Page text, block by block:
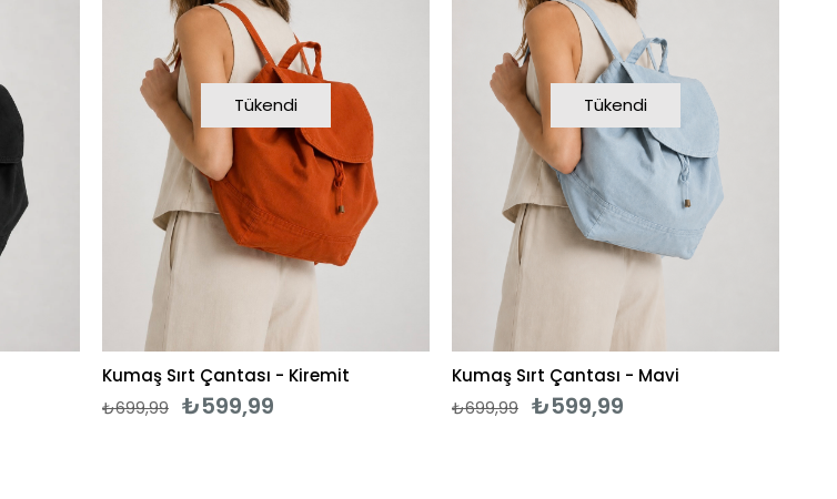
Tükendi
Kumaş Sırt Çantası - Kiremit
₺599,99
₺699,99
Tükendi
Kumaş Sırt Çantası - Mavi
₺599,99
₺699,99